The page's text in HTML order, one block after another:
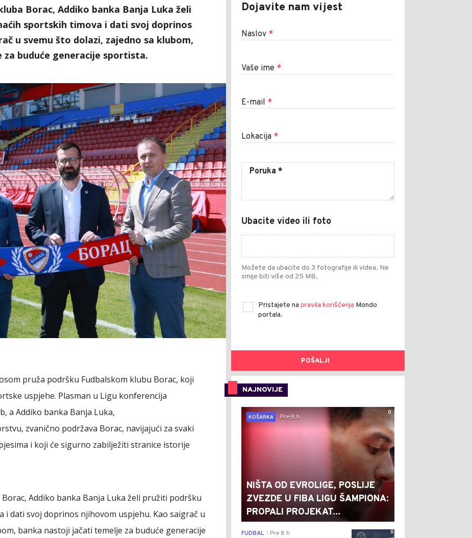
Borac, Addiko banka Banja Luka želi
sportskih timova i dati svoj doprinos
u svemu što dolazi, zajedno sa klubom,
buduće generacije sportista.
pruža podršku Fudbalskom klubu Borac, koji
uspjehe. Plasman u Ligu konferencija
a Addiko banka Banja Luka,
zvanično podržava Borac, navijajući za svaki
i koji će sigurno zabilježiti stranice istorije
Addiko banka Banja Luka želi pružiti podršku
i dati svoj doprinos njihovom uspjehu. Kao saigrač u
banka nastoji jačati temelje za buduće generacije
Dojavite nam vijest
Naslov *
Vaše ime *
E-mail *
Lokacija *
Ubacite video ili foto
Možete da ubacite do 3 fotografije ili videa. Ne
smije biti više od 25 MB.
Pristajete na pravila korišćenja Mondo
portala.
POŠALJI
NAJNOVIJE
0
KOŠARKA
Pre 8 h
NIŠTA OD EVROLIGE, POSLIJE
ZVEZDE U FIBA LIGU ŠAMPIONA:
PROPALI PROJEKAT...
0
FUDBAL Pre 8 h